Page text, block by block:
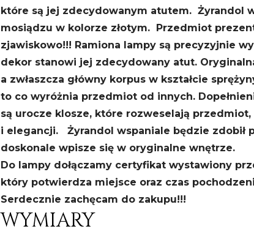
które są jej zdecydowanym atutem. Żyrandol
mosiądzu w kolorze złotym. Przedmiot
zjawiskowo!!! Ramiona lampy są precyzyjnie
dekor stanowi jej zdecydowany atut.
a zwłaszcza główny korpus w kształcie
to co wyróżnia przedmiot od innych.
są urocze klosze, które rozweselają przedmiot,
i elegancji. Żyrandol wspaniale będzie zdobił
doskonale wpisze się w oryginalne wnętrze.
Do lampy dołączamy certyfikat wystawiony
który potwierdza miejsce oraz czas
Serdecznie zachęcam do zakupu!!!
WYMIARY